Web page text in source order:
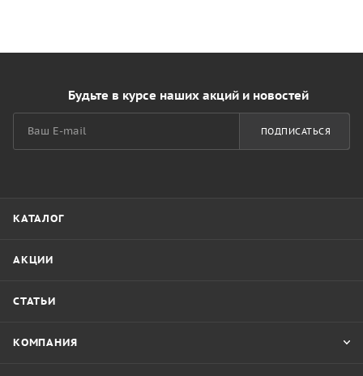
Будьте в курсе наших акций и новостей
ПОДПИСАТЬСЯ
КАТАЛОГ
АКЦИИ
СТАТЬИ
КОМПАНИЯ